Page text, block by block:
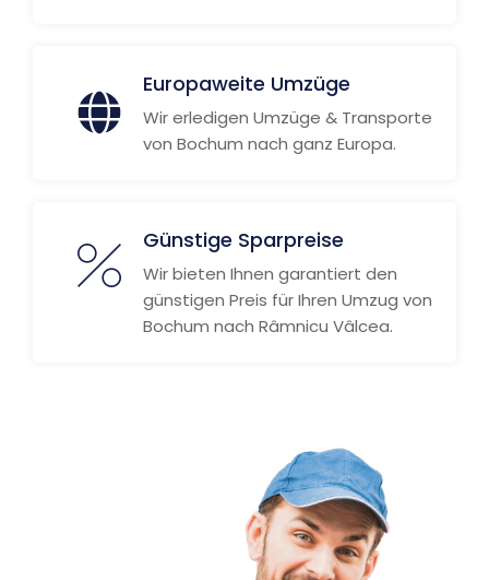
Europaweite Umzüge
Wir erledigen Umzüge & Transporte
von Bochum nach ganz Europa.
Günstige Sparpreise
Wir bieten Ihnen garantiert den
günstigen Preis für Ihren Umzug von
Bochum nach Râmnicu Vâlcea.